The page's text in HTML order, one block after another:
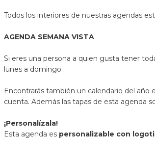
Todos los interiores de nuestras agendas
AGENDA SEMANA VISTA
Si eres una persona a quien gusta tener
lunes a domingo.
Encontrarás también un calendario del
cuenta. Además las tapas de esta agenda
¡Personalízala!
Esta agenda es personalizable con